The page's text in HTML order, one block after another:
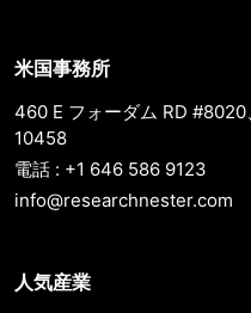
米国事務所
460 E フォーダム RD #8020
10458
電話 : +1 646 586 9123
info@researchnester.com
人気産業